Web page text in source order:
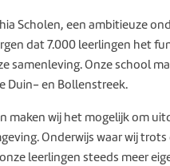
Scholen, een ambitieuze
dat 7.000 leerlingen het
samenleving. Onze school
Duin- en Bollenstreek.
maken wij het mogelijk om
Onderwijs waar wij
leerlingen steeds meer